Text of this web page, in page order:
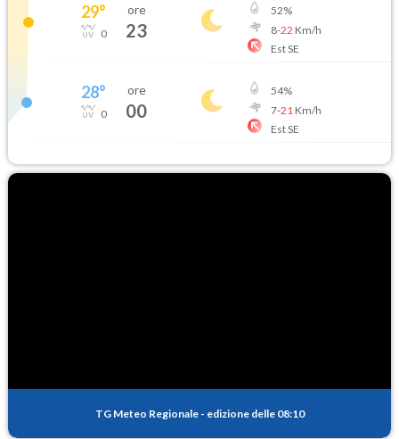
29°
0
ore
23
52%
8-22 Km/h
Est SE
28°
0
ore
00
54%
7-21 Km/h
Est SE
TG Meteo Regionale - edizione delle 08:10